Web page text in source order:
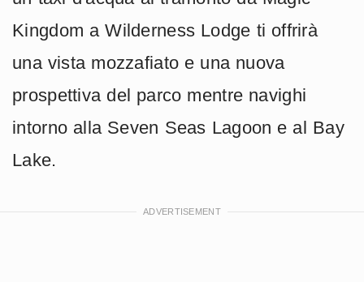
Kingdom a Wilderness Lodge ti offrirà
una vista mozzafiato e una nuova
prospettiva del parco mentre navighi
intorno alla Seven Seas Lagoon e al Bay
Lake.